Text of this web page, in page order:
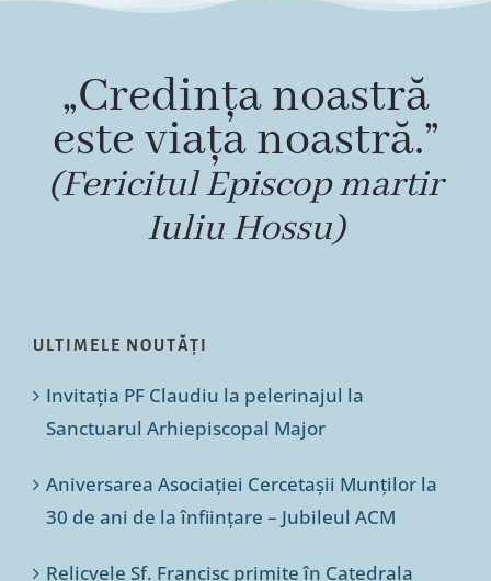
„Credința noastră
este viața noastră.”
(Fericitul Episcop martir
Iuliu Hossu)
ULTIMELE NOUTĂȚI
Invitația PF Claudiu la pelerinajul la
Sanctuarul Arhiepiscopal Major
Aniversarea Asociației Cercetașii Munților la
30 de ani de la înființare – Jubileul ACM
Relicvele Sf. Francisc primite în Catedrala